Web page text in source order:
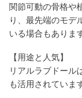
関節可動の骨格や
り、最先端のモデ
いる場合もありま
【用途と人気】
リアルラブドール
も活用されていま